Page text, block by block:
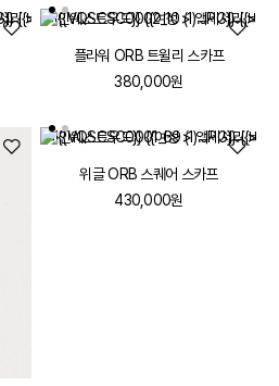
플라워 ORB 트윌리 스카프
380,000원
위글 ORB 스퀘어 스카프
430,000원